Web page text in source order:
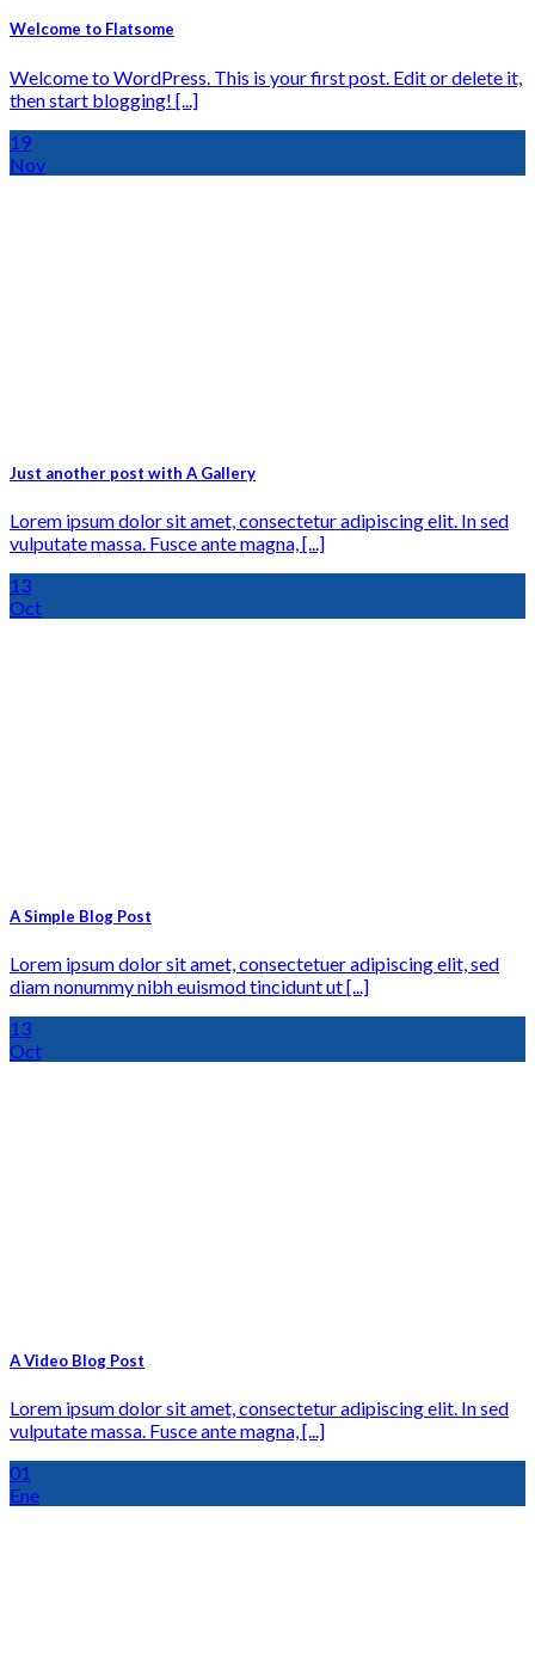
Welcome to Flatsome
Welcome to WordPress. This is your first post. Edit or delete it,
then start blogging! [...]
19
Nov
Just another post with A Gallery
Lorem ipsum dolor sit amet, consectetur adipiscing elit. In sed
vulputate massa. Fusce ante magna, [...]
13
Oct
A Simple Blog Post
Lorem ipsum dolor sit amet, consectetuer adipiscing elit, sed
diam nonummy nibh euismod tincidunt ut [...]
13
Oct
A Video Blog Post
Lorem ipsum dolor sit amet, consectetur adipiscing elit. In sed
vulputate massa. Fusce ante magna, [...]
01
Ene